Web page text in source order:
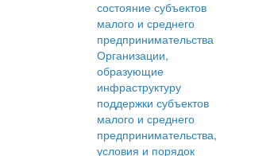
состояние субъектов
малого и среднего
предпринимательства
Организации,
образующие
инфраструктуру
поддержки субъектов
малого и среднего
предпринимательства,
условия и порядок